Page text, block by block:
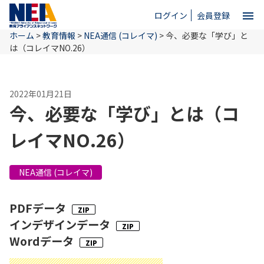
ログイン 会員登録 menu
ホーム
NEAとは
教育情報
お問い合わせ
ホーム >教育情報 > NEA通信 (コレイマ) > 今、必要な「学び」と
は（コレイマNO.26）
2022年01月21日
今、必要な「学び」とは（コ
レイマNO.26）
NEA通信 (コレイマ)
PDFデータ
インデザインデータ
Wordデータ